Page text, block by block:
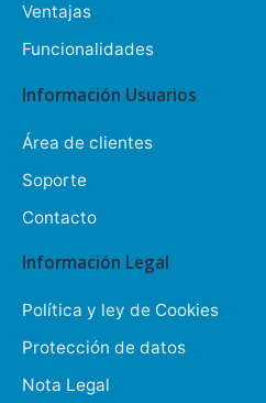
Ventajas
Funcionalidades
Información Usuarios
Área de clientes
Soporte
Contacto
Información Legal
Política y ley de Cookies
Protección de datos
Nota Legal